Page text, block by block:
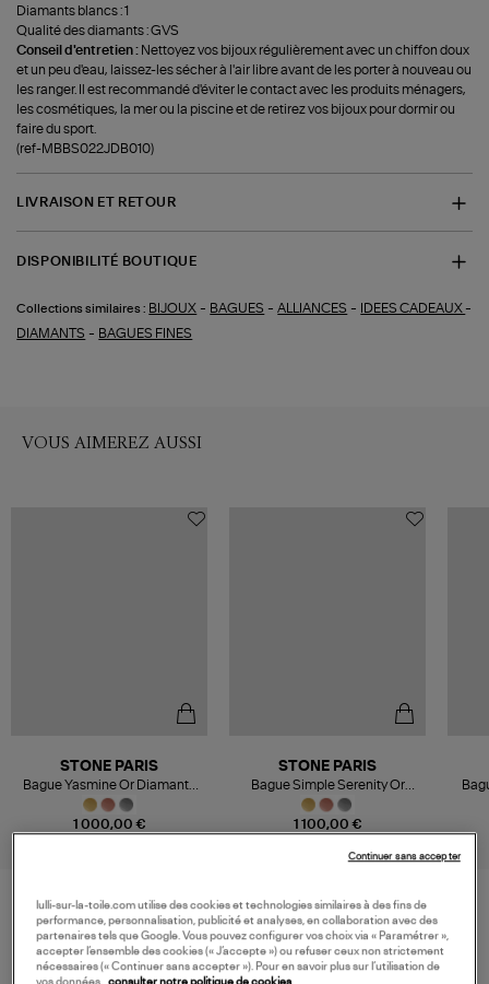
Diamants blancs : 1
Qualité des diamants : GVS
Conseil d'entretien : Nettoyez vos bijoux régulièrement avec un chiffon doux
et un peu d'eau, laissez-les sécher à l'air libre avant de les porter à nouveau ou
les ranger. Il est recommandé d'éviter le contact avec les produits ménagers,
les cosmétiques, la mer ou la piscine et de retirez vos bijoux pour dormir ou
faire du sport.
(ref-MBBS022JDB010)
LIVRAISON ET RETOUR
DISPONIBILITÉ BOUTIQUE
Collections similaires : BIJOUX - BAGUES -ALLIANCES - IDEES CADEAUX -
DIAMANTS - BAGUES FINES
VOUS AIMEREZ AUSSI
1 000,00 €
STONE PARIS
Bague Yasmine Or Diamants
Blancs
1 100,00 €
STONE PARIS
Bague Simple Serenity Or
Diamants
VOS DERNIERS PRODUITS VUS
lulli-sur-la-toile.com utilise des cookies et technologies similaires à des fins de
performance, personnalisation, publicité et analyses, en collaboration avec des
partenaires tels que Google. Vous pouvez configurer vos choix via « Paramétrer »,
accepter l’ensemble des cookies (« J’accepte ») ou refuser ceux non strictement
nécessaires (« Continuer sans accepter »). Pour en savoir plus sur l’utilisation de
Continuer sans accepter